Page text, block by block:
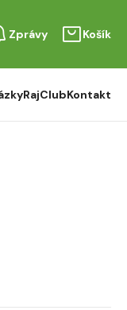
Zprávy Košík
RajClubKontakt